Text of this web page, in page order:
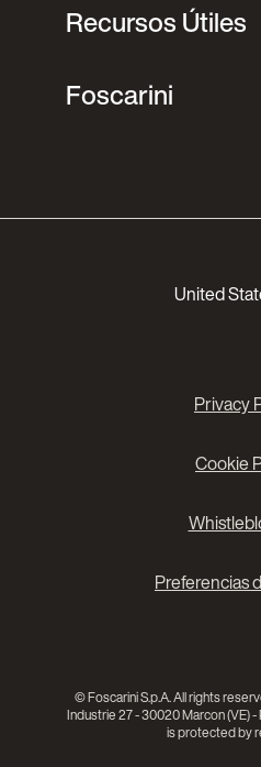
Recursos Útiles
Foscarini
United
Privacy
Cookie
Preferencias
© Foscarini S.p.A. All rights
Industrie 27 - 30020 Marcon (VE)
is protected by